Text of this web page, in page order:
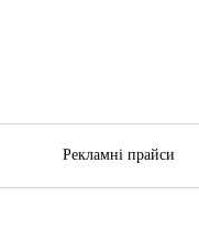
Рекламні прайси